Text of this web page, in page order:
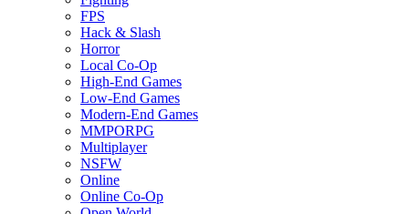
FPS
Hack & Slash
Horror
Local Co-Op
High-End Games
Low-End Games
Modern-End Games
MMPORPG
Multiplayer
NSFW
Online
Online Co-Op